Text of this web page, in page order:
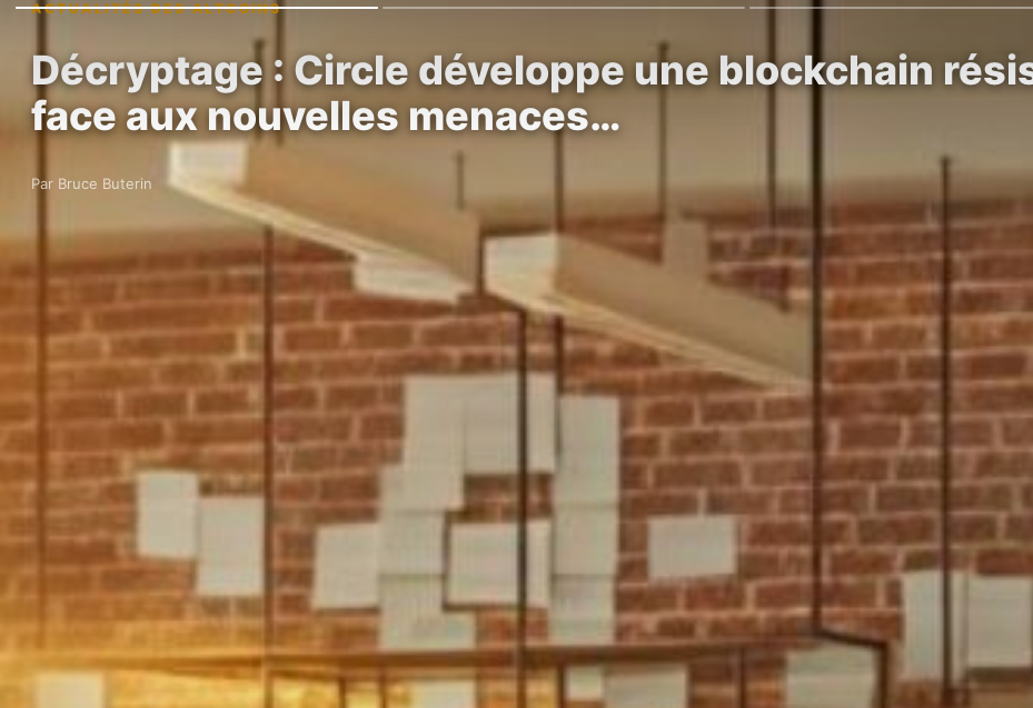
ACTUALITÉS DES ALTCOINS
Décryptage : Circle développe une blockchain
face aux nouvelles menaces…
Par Bruce Buterin